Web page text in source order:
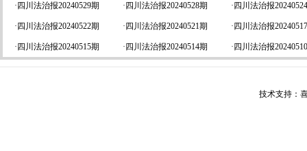
· 四川法治报20240529期 · 四川法治报20240528期 · 四川法治报
· 四川法治报20240522期 · 四川法治报20240521期 · 四川法治报
· 四川法治报20240515期 · 四川法治报20240514期 · 四川法治报
技术支持：